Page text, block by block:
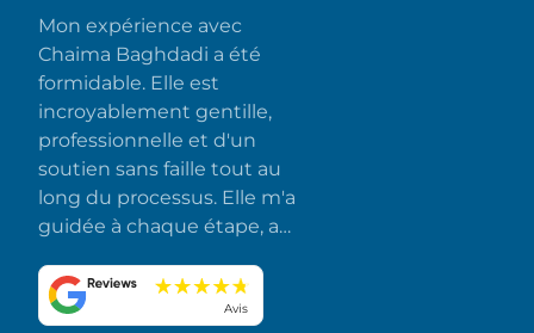
Mon expérience avec
Chaima Baghdadi a été
formidable. Elle est
incroyablement gentille,
professionnelle et d'un
soutien sans faille tout au
long du processus. Elle m'a
guidée à chaque étape, a
toutes mes questions et a
fait en sorte que tout se
Avis